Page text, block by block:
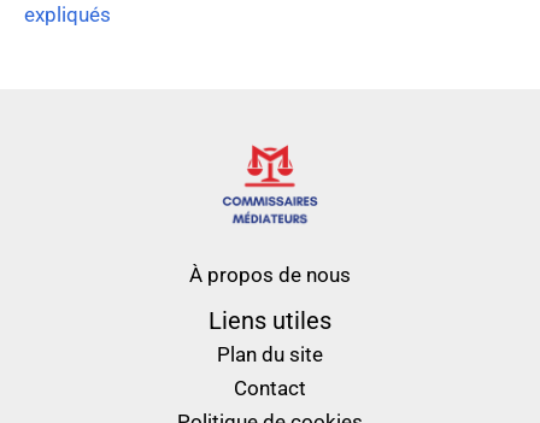
expliqués
À propos de nous
Liens utiles
Plan du site
Contact